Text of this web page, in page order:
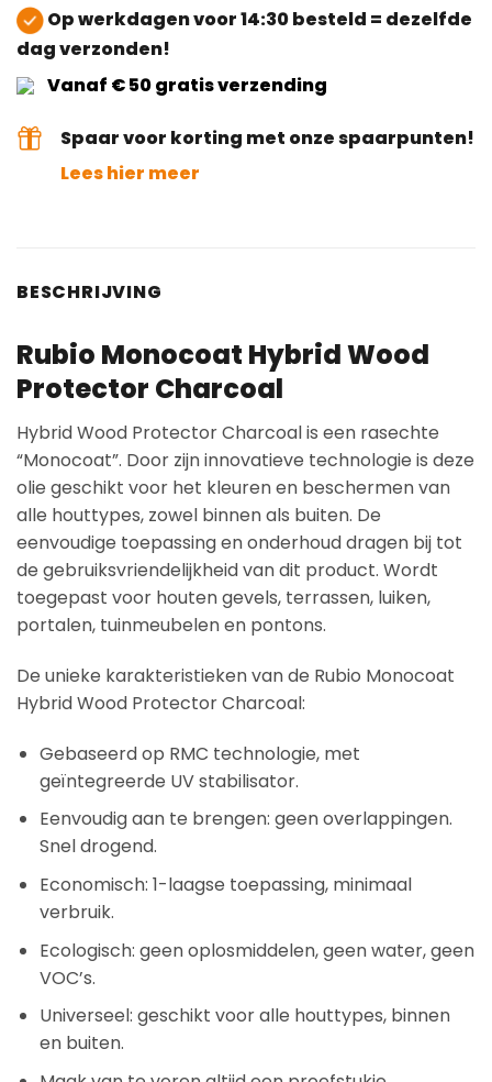
Op werkdagen voor 14:30 besteld = dezelfde
dag verzonden!
Vanaf € 50 gratis verzending
Spaar voor korting met onze spaarpunten!
Lees hier meer
BESCHRIJVING
Rubio Monocoat Hybrid Wood
Protector Charcoal
Hybrid Wood Protector Charcoal is een rasechte
“Monocoat”. Door zijn innovatieve technologie is deze
olie geschikt voor het kleuren en beschermen van
alle houttypes, zowel binnen als buiten. De
eenvoudige toepassing en onderhoud dragen bij tot
de gebruiksvriendelijkheid van dit product. Wordt
toegepast voor houten gevels, terrassen, luiken,
portalen, tuinmeubelen en pontons.
De unieke karakteristieken van de Rubio Monocoat
Hybrid Wood Protector Charcoal:
Gebaseerd op RMC technologie, met
geïntegreerde UV stabilisator.
Eenvoudig aan te brengen: geen overlappingen.
Snel drogend.
Economisch: 1-laagse toepassing, minimaal
verbruik.
Ecologisch: geen oplosmiddelen, geen water, geen
VOC’s.
Universeel: geschikt voor alle houttypes, binnen
en buiten.